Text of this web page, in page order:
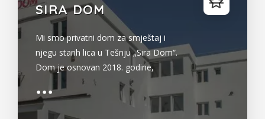
SIRA DOM
Mi smo privatni dom za smještaj i
njegu starih lica u Tešnju „Sira Dom“.
Dom je osnovan 2018. godine,
visokokvalitetne kategorije. Dom je
smješten u mirnon i ugodnom
okruženju, 7 km od centra grada